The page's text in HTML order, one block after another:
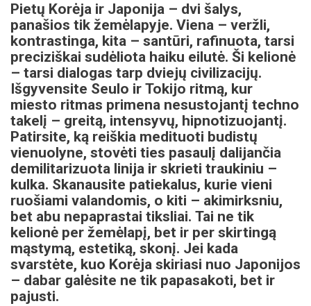
Pietų Korėja ir Japonija – dvi šalys,
panašios tik žemėlapyje. Viena – veržli,
kontrastinga, kita – santūri, rafinuota, tarsi
preciziškai sudėliota haiku eilutė. Ši kelionė
– tarsi dialogas tarp dviejų civilizacijų.
Išgyvensite Seulo ir Tokijo ritmą, kur
miesto ritmas primena nesustojantį techno
takelį – greitą, intensyvų, hipnotizuojantį.
Patirsite, ką reiškia medituoti budistų
vienuolyne, stovėti ties pasaulį dalijančia
demilitarizuota linija ir skrieti traukiniu –
kulka. Skanausite patiekalus, kurie vieni
ruošiami valandomis, o kiti – akimirksniu,
bet abu nepaprastai tiksliai. Tai ne tik
kelionė per žemėlapį, bet ir per skirtingą
mąstymą, estetiką, skonį. Jei kada
svarstėte, kuo Korėja skiriasi nuo Japonijos
– dabar galėsite ne tik papasakoti, bet ir
pajusti.